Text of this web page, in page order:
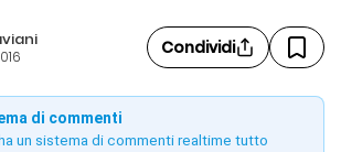
Condividi
di commenti
un sistema di commenti realtime tutto